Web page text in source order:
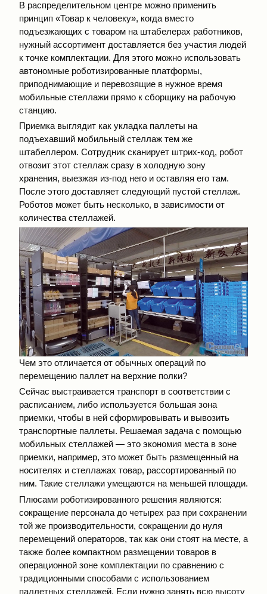
В распределительном центре можно применить
принцип «Товар к человеку», когда вместо
подъезжающих с товаром на штабелерах работников,
нужный ассортимент доставляется без участия людей
к точке комплектации. Для этого можно использовать
автономные роботизированные платформы,
приподнимающие и перевозящие в нужное время
мобильные стеллажи прямо к сборщику на рабочую
станцию.
Приемка выглядит как укладка паллеты на
подъехавший мобильный стеллаж тем же
штабеллером. Сотрудник сканирует штрих-код, робот
отвозит этот стеллаж сразу в холодную зону
хранения, выезжая из-под него и оставляя его там.
После этого доставляет следующий пустой стеллаж.
Роботов может быть несколько, в зависимости от
количества стеллажей.
Чем это отличается от обычных операций по
перемещению паллет на верхние полки?
Сейчас выстраивается транспорт в соответствии с
расписанием, либо используется большая зона
приемки, чтобы в ней сформировывать и вывозить
транспортные паллеты. Решаемая задача с помощью
мобильных стеллажей — это экономия места в зоне
приемки, например, это может быть размещенный на
носителях и стеллажах товар, рассортированный по
ним. Такие стеллажи умещаются на меньшей площади.
Плюсами роботизированного решения являются:
сокращение персонала до четырех раз при сохранении
той же производительности, сокращении до нуля
перемещений операторов, так как они стоят на месте, а
также более компактном размещении товаров в
операционной зоне комплектации по сравнению с
традиционными способами с использованием
паллетных стеллажей. Если нужно занять всю высоту